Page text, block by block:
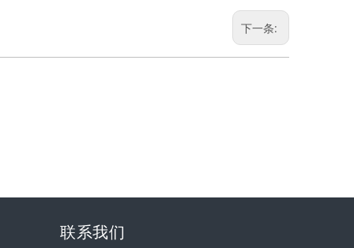
下一条:
联系我们